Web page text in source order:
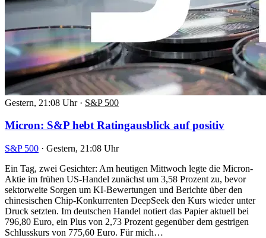
Gestern, 21:08 Uhr · S&P 500
Micron: S&P hebt Ratingausblick auf positiv
S&P 500 · Gestern, 21:08 Uhr
Ein Tag, zwei Gesichter: Am heutigen Mittwoch legte die Micron-
Aktie im frühen US-Handel zunächst um 3,58 Prozent zu, bevor
sektorweite Sorgen um KI-Bewertungen und Berichte über den
chinesischen Chip-Konkurrenten DeepSeek den Kurs wieder unter
Druck setzten. Im deutschen Handel notiert das Papier aktuell bei
796,80 Euro, ein Plus von 2,73 Prozent gegenüber dem gestrigen
Schlusskurs von 775,60 Euro. Für mich…